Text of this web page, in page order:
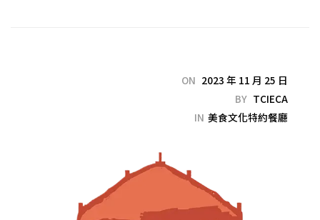
ON 2023 年 11 月 25 日
BY TCIECA
IN 美食文化特約餐廳